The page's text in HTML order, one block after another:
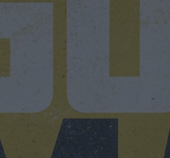
ESTÁ SUBIENDO EL LISTÓN DE LA CREATIVIDAD
HOTELS & RESORTS ACERCA EL PARAÍSO
ARQUILLOS (BURGO DE ARIAS): “LA